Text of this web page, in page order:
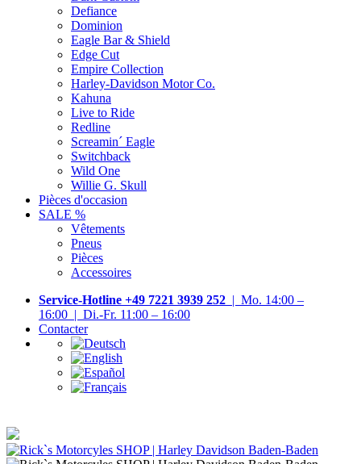
Defiance
Dominion
Eagle Bar & Shield
Edge Cut
Empire Collection
Harley-Davidson Motor Co.
Kahuna
Live to Ride
Redline
Screamin´ Eagle
Switchback
Wild One
Willie G. Skull
Pièces d'occasion
SALE %
Vêtements
Pneus
Pièces
Accessoires
Service-Hotline +49 7221 3939 252 | Mo. 14:00 –
16:00 | Di.-Fr. 11:00 – 16:00
Contacter